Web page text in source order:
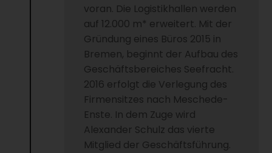
voran. Die Logistikhallen werden
auf 12.000 m* erweitert. Mit der
Gründung eines Büros 2015 in
Bremen, beginnt der Aufbau des
Geschäftsbereiches Seefracht.
2016 erfolgt die Verlegung des
Firmensitzes nach Meschede-
Enste. In dem Zuge wird
Alexander Schulz das vierte
Mitglied der Geschäftsführung.